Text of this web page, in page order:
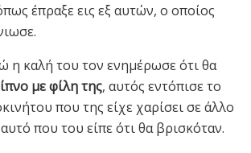
έπραξε εις εξ αυτών, ο οποίος
η καλή του τον ενημέρωσε ότι θα
με φίλη της, αυτός εντόπισε το
που της είχε χαρίσει σε άλλο
που του είπε ότι θα βρισκόταν.